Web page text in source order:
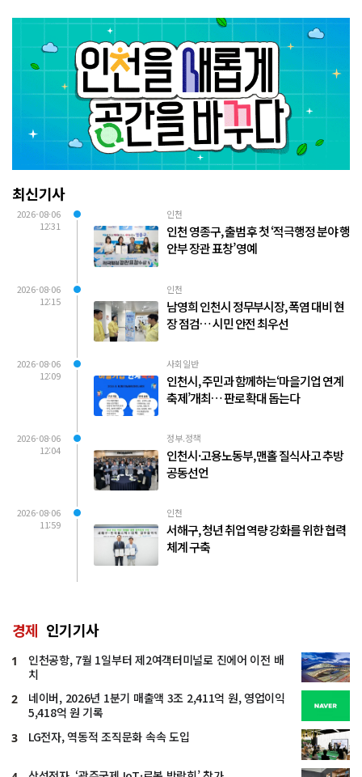
최신기사
2026-08-06
12:31
인천
인천 영종구, 출범 후 첫 ‘적극행정 분야 행
안부 장관 표창’ 영예
2026-08-06
12:15
인천
남영희 인천시 정무부시장, 폭염 대비 현
장 점검… 시민 안전 최우선
2026-08-06
12:09
사회일반
인천시, 주민과 함께하는‘마을기업 연계
축제’개최… 판로 확대 돕는다
2026-08-06
12:04
정부.정책
인천시·고용노동부, 맨홀 질식사고 추방
공동선언
2026-08-06
11:59
인천
서해구, 청년 취업 역량 강화를 위한 협력
체계 구축
경제 인기기사
1
인천공항, 7월 1일부터 제2여객터미널로 진에어 이전 배
치
2
네이버, 2026년 1분기 매출액 3조 2,411억 원, 영업이익
5,418억 원 기록
3 LG전자, 역동적 조직문화 속속 도입